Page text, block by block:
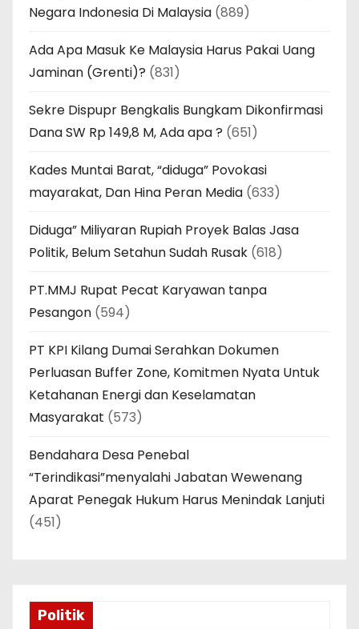
Negara Indonesia Di Malaysia (889)
Ada Apa Masuk Ke Malaysia Harus Pakai Uang
Jaminan (Grenti)? (831)
Sekre Dispupr Bengkalis Bungkam Dikonfirmasi
Dana SW Rp 149,8 M, Ada apa ? (651)
Kades Muntai Barat, “diduga” Povokasi
mayarakat, Dan Hina Peran Media (633)
Diduga” Miliyaran Rupiah Proyek Balas Jasa
Politik, Belum Setahun Sudah Rusak (618)
PT.MMJ Rupat Pecat Karyawan tanpa
Pesangon (594)
PT KPI Kilang Dumai Serahkan Dokumen
Perluasan Buffer Zone, Komitmen Nyata Untuk
Ketahanan Energi dan Keselamatan
Masyarakat (573)
Bendahara Desa Penebal
“Terindikasi”menyalahi Jabatan Wewenang
Aparat Penegak Hukum Harus Menindak Lanjuti
(451)
Politik